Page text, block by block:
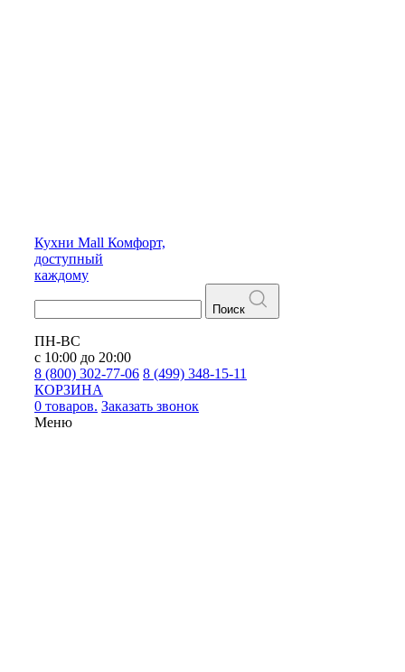
Кухни Mall Комфорт,
доступный
каждому
Поиск
ПН-ВС
с 10:00 до 20:00
8 (800) 302-77-06 8 (499) 348-15-11
КОРЗИНА
0 товаров. Заказать звонок
Меню